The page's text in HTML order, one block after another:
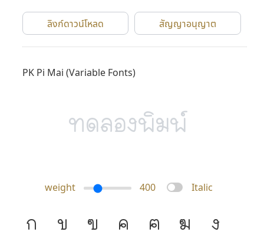
ลิงก์ดาวน์โหลด สัญญาอนุญาต
PK Pi Mai (Variable Fonts)
weight 400 Italic
ก ข ฃ ค ฅ ฆ
ง